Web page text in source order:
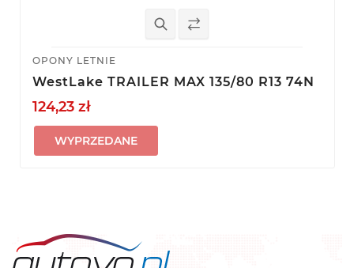
OPONY LETNIE
WestLake TRAILER MAX 135/80 R13 74N
124,23 zł
WYPRZEDANE